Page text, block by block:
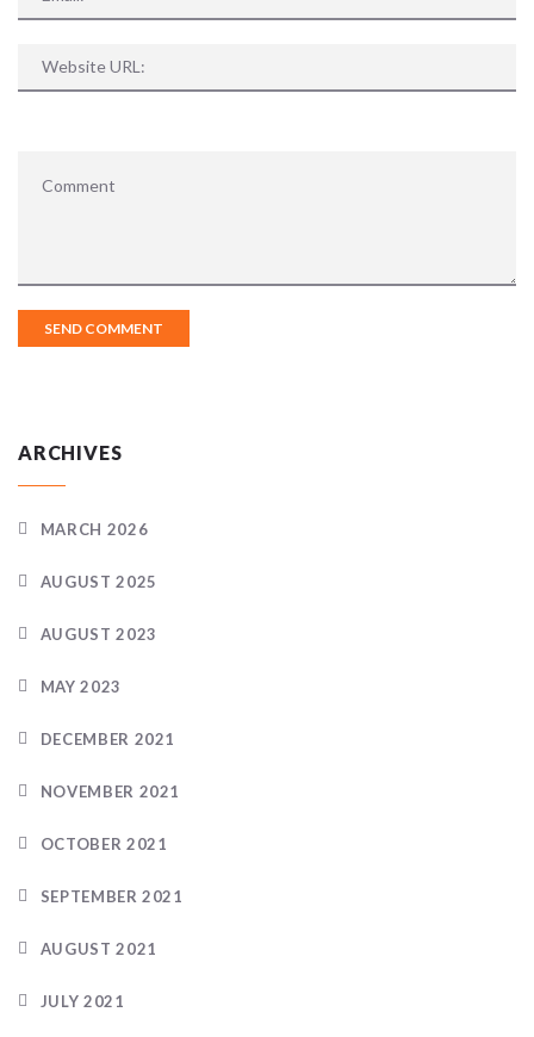
ARCHIVES
MARCH 2026
AUGUST 2025
AUGUST 2023
MAY 2023
DECEMBER 2021
NOVEMBER 2021
OCTOBER 2021
SEPTEMBER 2021
AUGUST 2021
JULY 2021